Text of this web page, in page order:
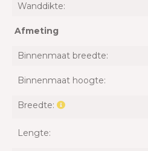
Wanddikte:
Afmeting
Binnenmaat breedte:
Binnenmaat hoogte:
Breedte:
Lengte: